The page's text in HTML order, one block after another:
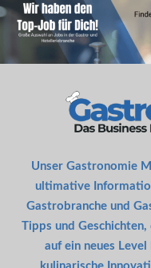
Unser Gastronomie
ultimative
Gastrobranche und
Tipps und
auf ein neues